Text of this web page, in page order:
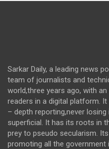
Sarkar Daily, a leading news
team of journalists and
world,three years ago, with
readers in a digital platform.
– depth reporting,never
superficial. It has its roots in
prey to pseudo secularism.
promoting all the government